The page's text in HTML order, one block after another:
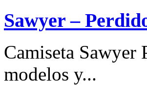
Sawyer –
Camiseta
modelos y...